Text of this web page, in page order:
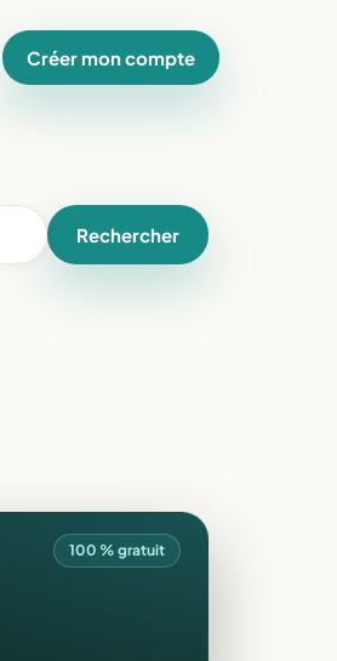
Créer mon compte
Rechercher
100 % gratuit